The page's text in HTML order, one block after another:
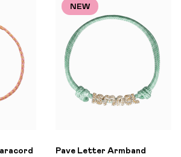
NEW
Pave Letter Armband